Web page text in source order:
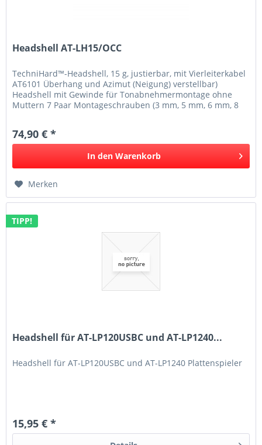
Headshell AT-LH15/OCC
TechniHard™-Headshell, 15 g, justierbar, mit Vierleiterkabel
AT6101 Überhang und Azimut (Neigung) verstellbar)
Headshell mit Gewinde für Tonabnehmermontage ohne
Muttern 7 Paar Montageschrauben (3 mm, 5 mm, 6 mm, 8
74,90 € *
In den Warenkorb
Merken
TIPP!
Headshell für AT-LP120USBC und AT-LP1240...
Headshell für AT-LP120USBC und AT-LP1240 Plattenspieler
15,95 € *